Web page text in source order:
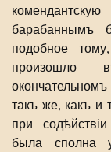
барабаннымъ
подобное
произошло
такъ же, какъ и
при
была сполна